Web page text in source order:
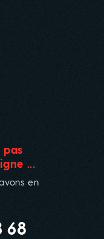
pas
...
en
68